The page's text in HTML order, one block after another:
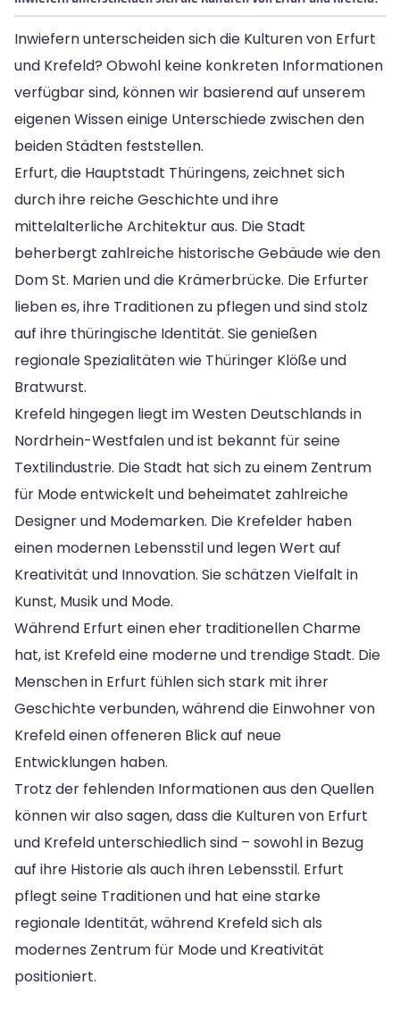
Inwiefern unterscheiden sich die Kulturen von Erfurt
und Krefeld? Obwohl keine konkreten Informationen
verfügbar sind, können wir basierend auf unserem
eigenen Wissen einige Unterschiede zwischen den
beiden Städten feststellen.
Erfurt, die Hauptstadt Thüringens, zeichnet sich
durch ihre reiche Geschichte und ihre
mittelalterliche Architektur aus. Die Stadt
beherbergt zahlreiche historische Gebäude wie den
Dom St. Marien und die Krämerbrücke. Die Erfurter
lieben es, ihre Traditionen zu pflegen und sind stolz
auf ihre thüringische Identität. Sie genießen
regionale Spezialitäten wie Thüringer Klöße und
Bratwurst.
Krefeld hingegen liegt im Westen Deutschlands in
Nordrhein-Westfalen und ist bekannt für seine
Textilindustrie. Die Stadt hat sich zu einem Zentrum
für Mode entwickelt und beheimatet zahlreiche
Designer und Modemarken. Die Krefelder haben
einen modernen Lebensstil und legen Wert auf
Kreativität und Innovation. Sie schätzen Vielfalt in
Kunst, Musik und Mode.
Während Erfurt einen eher traditionellen Charme
hat, ist Krefeld eine moderne und trendige Stadt. Die
Menschen in Erfurt fühlen sich stark mit ihrer
Geschichte verbunden, während die Einwohner von
Krefeld einen offeneren Blick auf neue
Entwicklungen haben.
Trotz der fehlenden Informationen aus den Quellen
können wir also sagen, dass die Kulturen von Erfurt
und Krefeld unterschiedlich sind – sowohl in Bezug
auf ihre Historie als auch ihren Lebensstil. Erfurt
pflegt seine Traditionen und hat eine starke
regionale Identität, während Krefeld sich als
modernes Zentrum für Mode und Kreativität
positioniert.